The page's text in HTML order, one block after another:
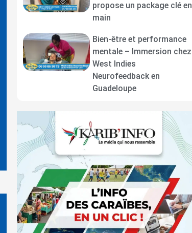
propose un package clé en
main
Bien-être et performance
mentale – Immersion chez
West Indies
Neurofeedback en
Guadeloupe